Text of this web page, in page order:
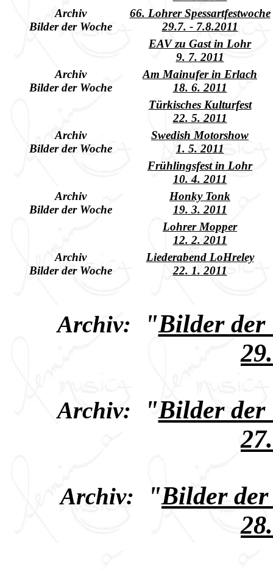
Archiv
Bilder der Woche
66. Lohrer Spessartfestwoche
29.7. - 7.8.2011
EAV zu Gast in Lohr
9. 7. 2011
Archiv
Bilder der Woche
Am Mainufer in Erlach
18. 6. 2011
Türkisches Kulturfest
22. 5. 2011
Archiv
Bilder der Woche
Swedish Motorshow
1. 5. 2011
Frühlingsfest in Lohr
10. 4. 2011
Archiv
Bilder der Woche
Honky Tonk
19. 3. 2011
Lohrer Mopper
12. 2. 2011
Archiv
Bilder der Woche
Liederabend LoHreley
22. 1. 2011
Archiv: "Bilder der
Archiv: "Bilder der
Archiv: "Bilder der